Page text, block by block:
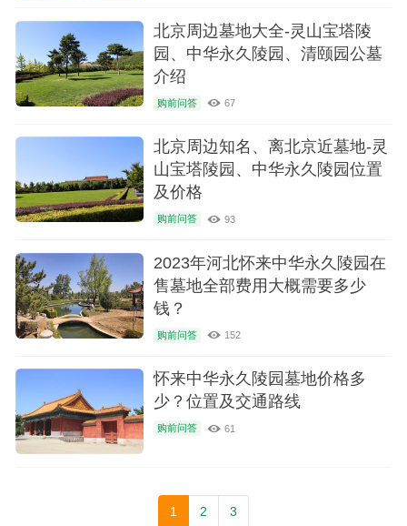
北京周边墓地大全-灵山宝塔陵
园、中华永久陵园、清颐园公墓
介绍
购前问答 67
北京周边知名、离北京近墓地-灵
山宝塔陵园、中华永久陵园位置
及价格
购前问答 93
2023年河北怀来中华永久陵园在
售墓地全部费用大概需要多少
钱？
购前问答 152
怀来中华永久陵园墓地价格多
少？位置及交通路线
购前问答 61
1 2 3